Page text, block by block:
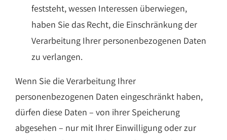
feststeht, wessen Interessen überwiegen,
haben Sie das Recht, die Einschränkung der
Verarbeitung Ihrer personenbezogenen Daten
zu verlangen.
Wenn Sie die Verarbeitung Ihrer
personenbezogenen Daten eingeschränkt haben,
dürfen diese Daten – von ihrer Speicherung
abgesehen – nur mit Ihrer Einwilligung oder zur